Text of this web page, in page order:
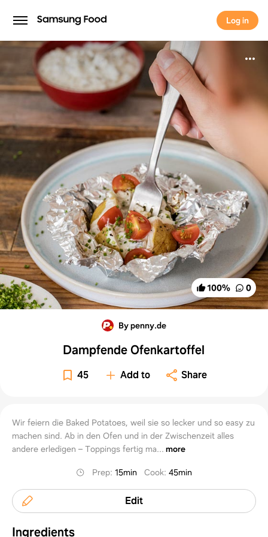
Log in
Log in
100% 0
By penny.de
Dampfende Ofenkartoffel
45 Add to Share
Wir feiern die Baked Potatoes, weil sie so lecker und so easy zu
machen sind. Ab in den Ofen und in der Zwischenzeit alles
andere erledigen – Toppings fertig ma... more
Prep:15min Cook:45min
Edit
Ingredients